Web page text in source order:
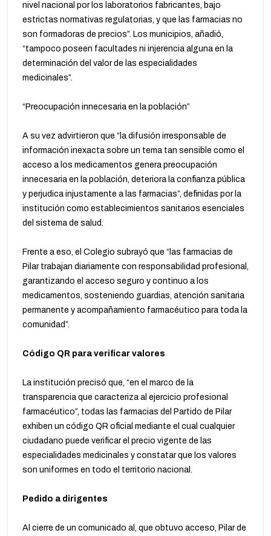
nivel nacional por los laboratorios fabricantes, bajo
estrictas normativas regulatorias, y que las farmacias no
son formadoras de precios”. Los municipios, añadió,
“tampoco poseen facultades ni injerencia alguna en la
determinación del valor de las especialidades
medicinales”.
“Preocupación innecesaria en la población”
A su vez advirtieron que “la difusión irresponsable de
información inexacta sobre un tema tan sensible como el
acceso a los medicamentos genera preocupación
innecesaria en la población, deteriora la confianza pública
y perjudica injustamente a las farmacias”, definidas por la
institución como establecimientos sanitarios esenciales
del sistema de salud.
Frente a eso, el Colegio subrayó que “las farmacias de
Pilar trabajan diariamente con responsabilidad profesional,
garantizando el acceso seguro y continuo a los
medicamentos, sosteniendo guardias, atención sanitaria
permanente y acompañamiento farmacéutico para toda la
comunidad”.
Código QR para verificar valores
La institución precisó que, “en el marco de la
transparencia que caracteriza al ejercicio profesional
farmacéutico”, todas las farmacias del Partido de Pilar
exhiben un código QR oficial mediante el cual cualquier
ciudadano puede verificar el precio vigente de las
especialidades medicinales y constatar que los valores
son uniformes en todo el territorio nacional.
Pedido a dirigentes
Al cierre de un comunicado al, que obtuvo acceso, Pilar de